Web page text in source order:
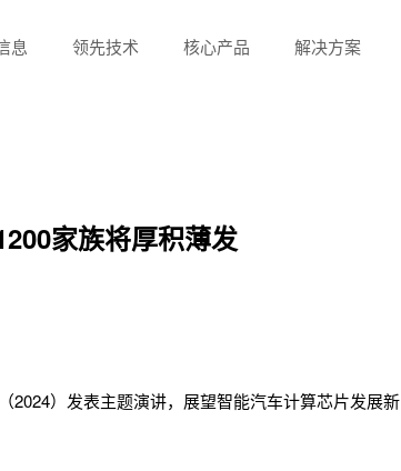
息 领先技术 核心产品 解决方案
家族将厚积薄发
2024）发表主题演讲，展望智能汽车计算芯片发展新